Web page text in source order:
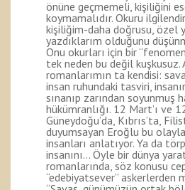
önüne geçmemeli, kişiliğini
koymamalıdır. Okuru
kişiliğim-daha doğrusu, özel
yazdıklarım olduğunu
Onu okurları için bir
tek neden bu değil kuşkusuz.
romanlarımın ta kendisi:
insan ruhundaki tasviri,
sınanıp zarından soyunmuş
hükümranlığı. 12 Mart’ı ve
Güneydoğu’da, Kıbrıs’ta,
duyumsayan Eroğlu bu
insanları anlatıyor. Ya da
insanını… Öyle bir dünya
romanlarında, söz konusu
“edebiyatsever” askerlerden